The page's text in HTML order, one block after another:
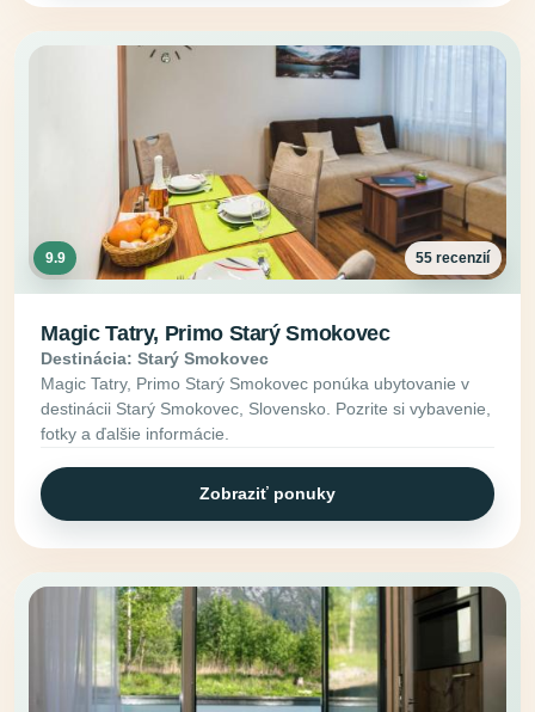
9.9 55 recenzií
Magic Tatry, Primo Starý Smokovec
Destinácia: Starý Smokovec
Magic Tatry, Primo Starý Smokovec ponúka ubytovanie v
destinácii Starý Smokovec, Slovensko. Pozrite si vybavenie,
fotky a ďalšie informácie.
Zobraziť ponuky